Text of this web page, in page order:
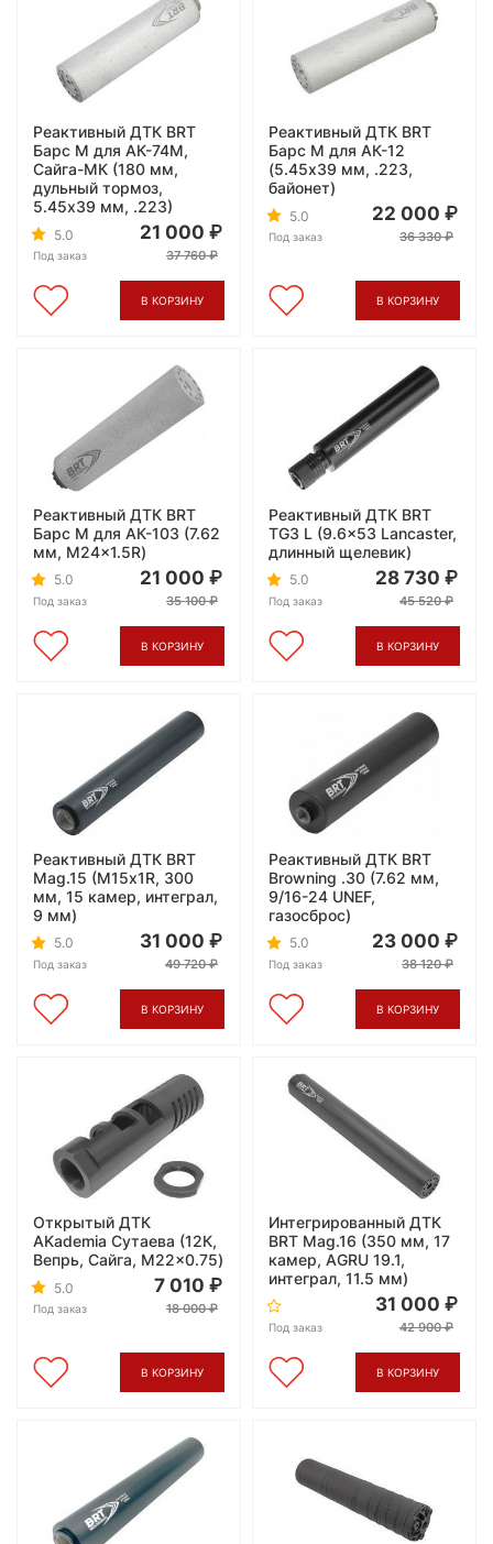
Реактивный ДТК BRT
Барс М для АК-74М,
Сайга-МК (180 мм,
дульный тормоз,
5.45x39 мм, .223)
5.0
Под заказ
21 000
37 760
В КОРЗИНУ
Реактивный ДТК BRT
Барс М для АК-12
(5.45x39 мм, .223,
байонет)
5.0
Под заказ
22 000
36 330
В КОРЗИНУ
Реактивный ДТК BRT
Барс М для АК-103 (7.62
мм, M24x1.5R)
5.0
Под заказ
21 000
35 100
В КОРЗИНУ
Реактивный ДТК BRT
TG3 L (9.6x53 Lancaster,
длинный щелевик)
5.0
Под заказ
28 730
45 520
В КОРЗИНУ
Реактивный ДТК BRT
Mag.15 (М15х1R, 300
мм, 15 камер, интеграл,
9 мм)
5.0
Под заказ
31 000
49 720
В КОРЗИНУ
Реактивный ДТК BRT
Browning .30 (7.62 мм,
9/16-24 UNEF,
газосброс)
5.0
Под заказ
23 000
38 120
В КОРЗИНУ
Открытый ДТК
AKademia Сутаева (12К,
Вепрь, Сайга, M22x0.75)
5.0
Под заказ
7 010
18 000
В КОРЗИНУ
Интегрированный ДТК
BRT Mag.16 (350 мм, 17
камер, AGRU 19.1,
интеграл, 11.5 мм)
Под заказ
31 000
42 900
В КОРЗИНУ